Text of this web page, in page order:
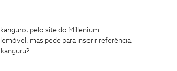
pelo site do Millenium.
mas pede para inserir referência.